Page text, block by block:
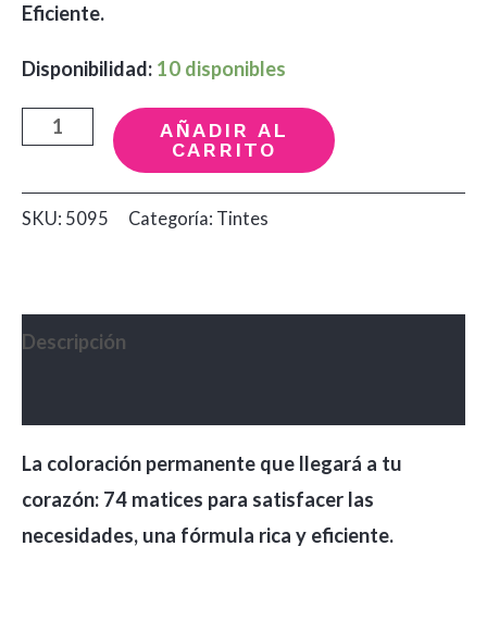
Eficiente.
Disponibilidad: 10 disponibles
Tinte
Claro
Cobre
cantidad
AÑADIR AL
CARRITO
SKU: 5095 Categoría: Tintes
Descripción
La coloración permanente que llegará a tu
corazón: 74 matices para satisfacer las
necesidades, una fórmula rica y eficiente.